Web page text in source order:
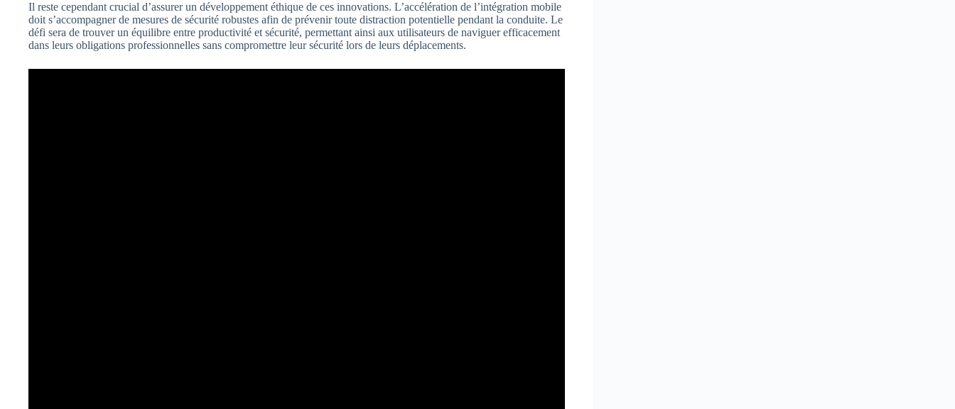
Il reste cependant crucial d’assurer un développement éthique de ces innovations. L’accélération de l’intégration mobile
doit s’accompagner de mesures de sécurité robustes afin de prévenir toute distraction potentielle pendant la conduite. Le
défi sera de trouver un équilibre entre productivité et sécurité, permettant ainsi aux utilisateurs de naviguer efficacement
dans leurs obligations professionnelles sans compromettre leur sécurité lors de leurs déplacements.